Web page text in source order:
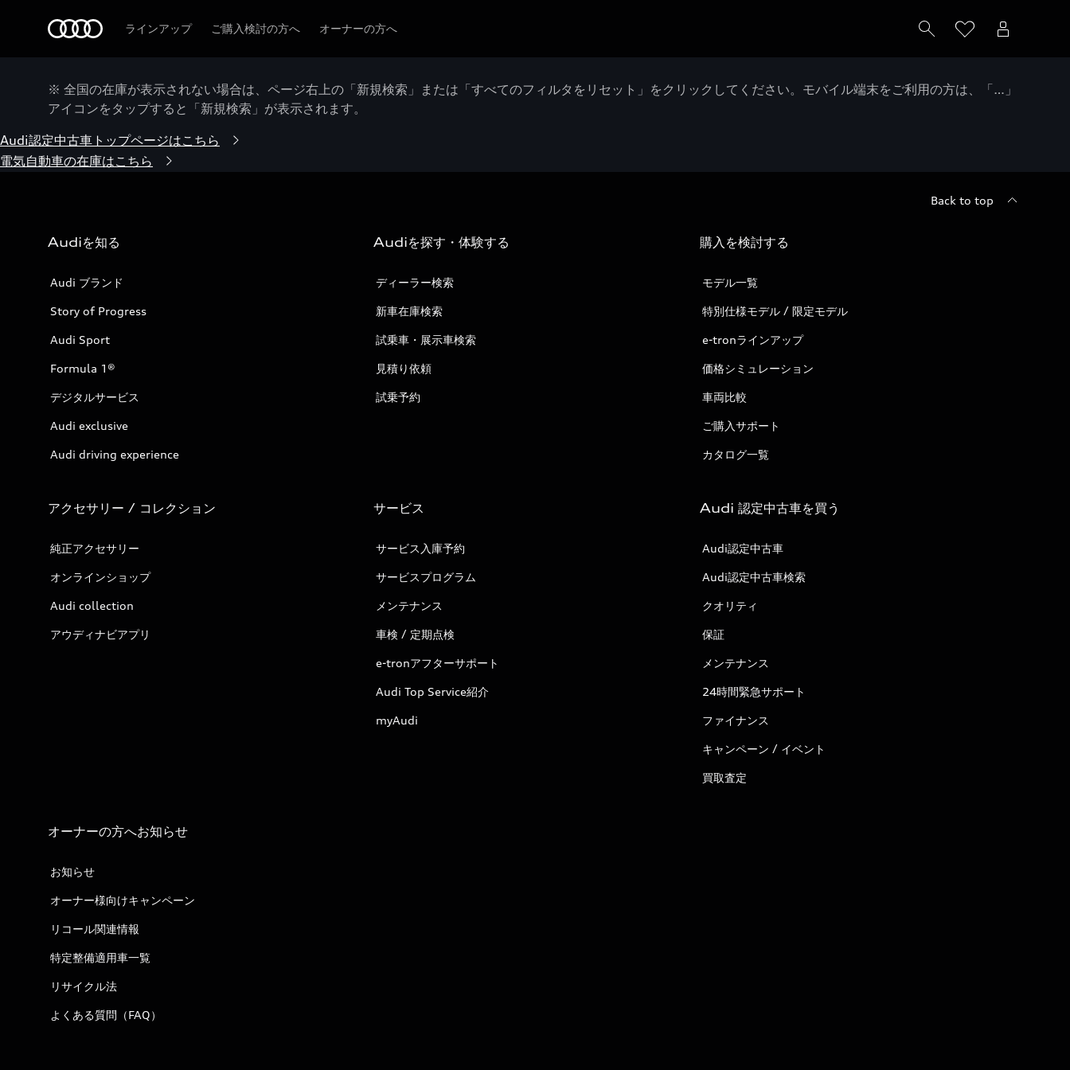
ラインアップ ご購入検討の方へ オーナーの方へ
※ 全国の在庫が表示されない場合は、ページ右上の「新規検索」または「すべてのフィルタをリセット」をクリックしてください。モバイル端末をご利用の方は、「…」
アイコンをタップすると「新規検索」が表示されます。
Audi認定中古車トップページはこちら
電気自動車の在庫はこちら
Back to top
Audiを知る
Audi ブランド
Story of Progress
Audi Sport
Formula 1®
デジタルサービス
Audi exclusive
Audi driving experience
Audiを探す・体験する
ディーラー検索
新車在庫検索
試乗車・展示車検索
見積り依頼
試乗予約
購入を検討する
モデル一覧
特別仕様モデル / 限定モデル
e-tronラインアップ
価格シミュレーション
車両比較
ご購入サポート
カタログ一覧
アクセサリー / コレクション
純正アクセサリー
オンラインショップ
Audi collection
アウディナビアプリ
サービス
サービス入庫予約
サービスプログラム
メンテナンス
車検 / 定期点検
e-tronアフターサポート
Audi Top Service紹介
myAudi
Audi 認定中古車を買う
Audi認定中古車
Audi認定中古車検索
クオリティ
保証
メンテナンス
24時間緊急サポート
ファイナンス
キャンペーン / イベント
買取査定
オーナーの方へお知らせ
お知らせ
オーナー様向けキャンペーン
リコール関連情報
特定整備適用車一覧
リサイクル法
よくある質問（FAQ）